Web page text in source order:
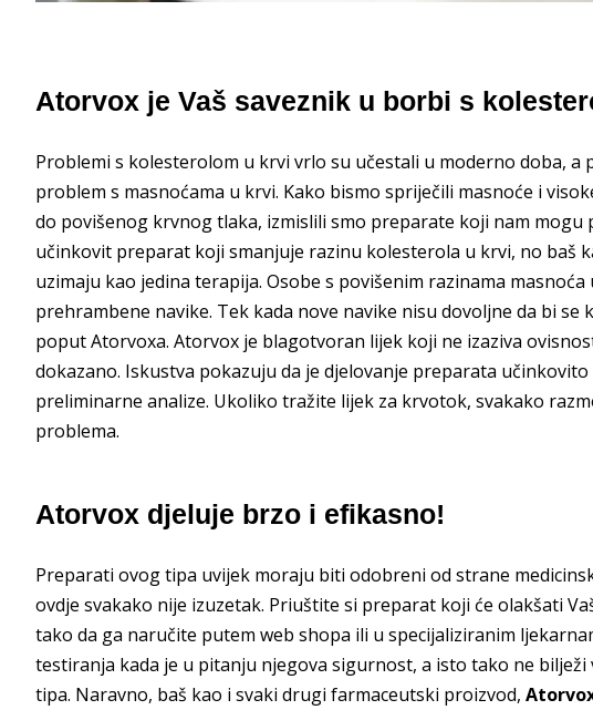
Atorvox je Vaš saveznik u borbi s
Problemi s kolesterolom u krvi vrlo su učestali u moderno doba,
problem s masnoćama u krvi. Kako bismo spriječili masnoće i
do povišenog krvnog tlaka, izmislili smo preparate koji nam
učinkovit preparat koji smanjuje razinu kolesterola u krvi, no baš
uzimaju kao jedina terapija. Osobe s povišenim razinama
prehrambene navike. Tek kada nove navike nisu dovoljne da bi
poput Atorvoxa. Atorvox je blagotvoran lijek koji ne izaziva
dokazano. Iskustva pokazuju da je djelovanje preparata
preliminarne analize. Ukoliko tražite lijek za krvotok, svakako
problema.
Atorvox djeluje brzo i efikasno!
Preparati ovog tipa uvijek moraju biti odobreni od strane
ovdje svakako nije izuzetak. Priuštite si preparat koji će olakšati
tako da ga naručite putem web shopa ili u specijaliziranim
testiranja kada je u pitanju njegova sigurnost, a isto tako ne
tipa. Naravno, baš kao i svaki drugi farmaceutski proizvod,